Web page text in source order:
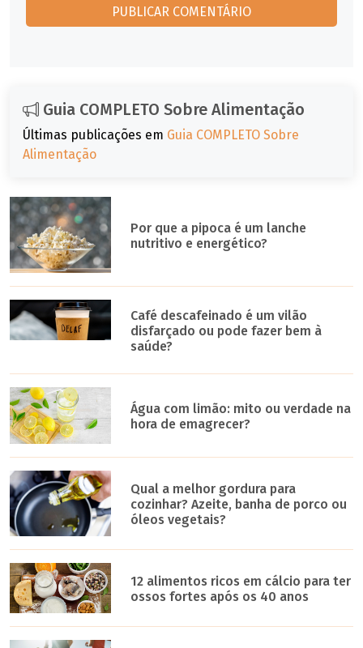
Guia COMPLETO Sobre Alimentação
Últimas publicações em Guia COMPLETO Sobre
Alimentação
Por que a pipoca é um lanche
nutritivo e energético?
Café descafeinado é um vilão
disfarçado ou pode fazer bem à
saúde?
Água com limão: mito ou verdade na
hora de emagrecer?
Qual a melhor gordura para
cozinhar? Azeite, banha de porco ou
óleos vegetais?
12 alimentos ricos em cálcio para ter
ossos fortes após os 40 anos